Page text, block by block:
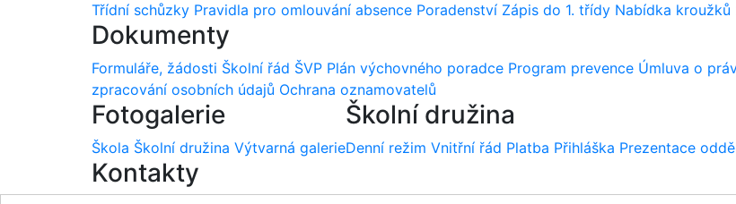
Třídní schůzky Pravidla pro omlouvání absence Poradenství Zápis do 1. třídy Nabídka
Dokumenty
Formuláře, žádosti Školní řád ŠVP Plán výchovného poradce Program prevence Úmluva o
zpracování osobních údajů Ochrana oznamovatelů
Fotogalerie
Škola Školní družina Výtvarná galerie
Školní družina
Denní režim Vnitřní řád Platba Přihláška Prezentace
Kontakty